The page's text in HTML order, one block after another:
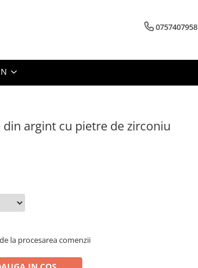
0757407958
argint cu pietre de zirconiu
la procesarea comenzii